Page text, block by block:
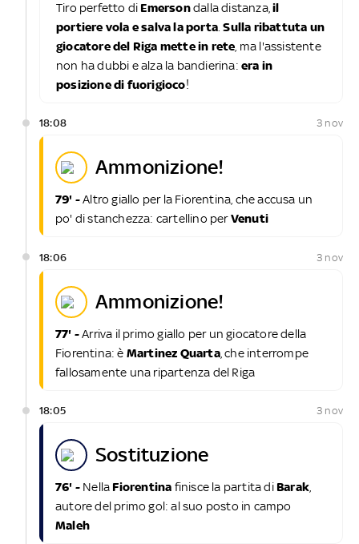
Tiro perfetto di Emersondalla distanza,il
portiere vola e salva la porta .Sulla ribattuta un
giocatore del Riga mette in rete , ma l'assistente
non ha dubbi e alza la bandierina: era in
posizione di fuorigioco!
18:08 3 nov
ammonizione!
79' -Altro giallo per la Fiorentina, che accusa un
po' di stanchezza: cartellino perVenuti
18:06 3 nov
ammonizione!
77' -Arriva il primo giallo per un giocatore della
Fiorentina: è Martinez Quarta, che interrompe
fallosamente una ripartenza del Riga
18:05 3 nov
sostituzione
76' - Nella Fiorentina finisce la partita di Barak
autore del primo gol: al suo posto in campo
Maleh